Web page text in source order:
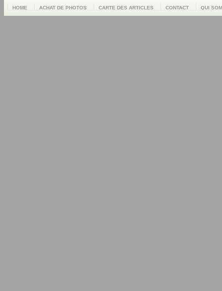
HOME ACHAT DE PHOTOS CARTE DES ARTICLES CONTACT QUI